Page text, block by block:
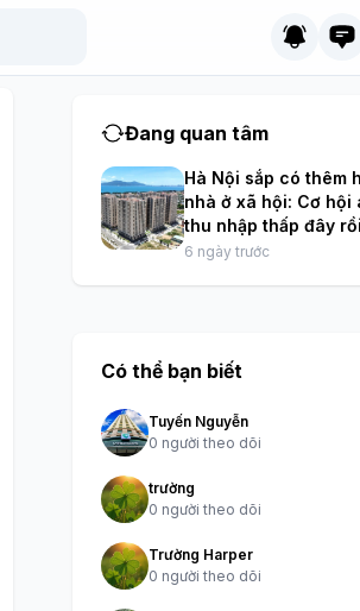
Đang quan tâm
Hà Nội sắp có thêm
nhà ở xã hội: Cơ hội
thu nhập thấp đây rồi
6 ngày trước
Có thể bạn biết
Tuyến Nguyễn
0 người theo dõi
trường
0 người theo dõi
Trường Harper
0 người theo dõi